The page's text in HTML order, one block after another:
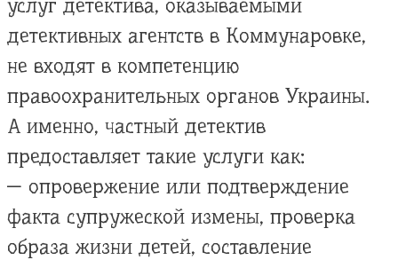
услуг детектива, оказываемыми
детективных агентств в Коммунаровке,
не входят в компетенцию
правоохранительных органов Украины.
А именно, частный детектив
предоставляет такие услуги как:
— опровержение или подтверждение
факта супружеской измены, проверка
образа жизни детей, составление